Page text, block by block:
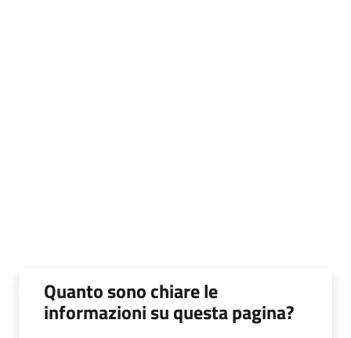
Quanto sono chiare le
informazioni su questa pagina?